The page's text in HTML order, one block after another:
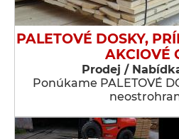
PALETOVÉ DOSKY,
AKCIOVÉ
Prodej /
Ponúkame PALETOVÉ